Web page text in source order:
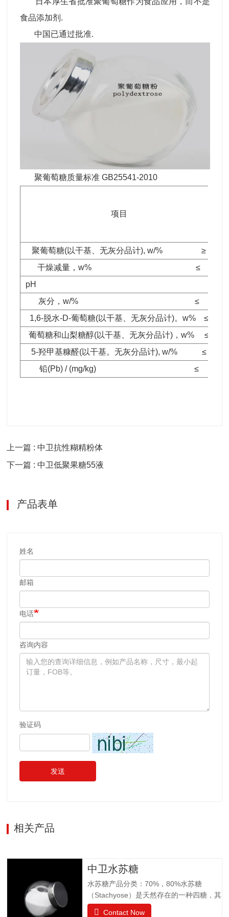
食品添加剂.
中国已通过批准.
聚葡萄糖质量标准 GB25541-2010
项目
聚葡萄糖(以干基、无灰分品计), w/% ≥
干燥减量，w% ≤
pH
灰分，w/% ≤
1,6-脱水-D-葡萄糖(以干基、无灰分品计)。w% ≤
葡萄糖和山梨糖醇(以干基、无灰分品计)，w% ≤
5-羟甲基糠醛(以干基。无灰分品计), w/% ≤
铅(Pb) / (mg/kg) ≤
上一篇 : 中卫抗性糊精粉体
下一篇 : 中卫低聚果糖55液
产品表单
姓名
邮箱
电话
咨询内容
验证码
发送
相关产品
中卫水苏糖
水苏糖产品分类：70%，80%水苏糖
（Stachyose）是天然存在的一种四糖，其
结构有两个半乳糖、一个葡萄糖和一个果
Contact Now